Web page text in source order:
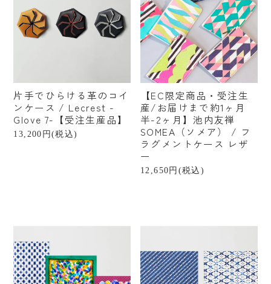
片手でひらける革のコイ
ンケース / Lecrest -
Glove 7-【受注生産品】
13,200円(税込)
【EC限定商品・受注生
産/お届けまで約1ヶ月
半-2ヶ月】池内友禅
SOMEA（ソメア） / フ
ラグメントケース レザ
ー
12,650円(税込)